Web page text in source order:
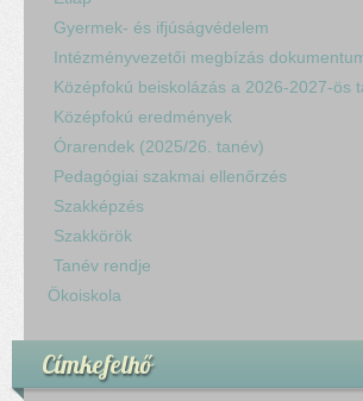
Gyermek- és ifjúságvédelem
Intézményvezetői megbízás
Középfokú beiskolázás a 2026-2027-ös
Középfokú eredmények
Órarendek (2025/26. tanév)
Pedagógiai szakmai ellenőrzés
Szakképzés
Szakkörök
Tanév rendje
Ökoiskola
Címkefelhő